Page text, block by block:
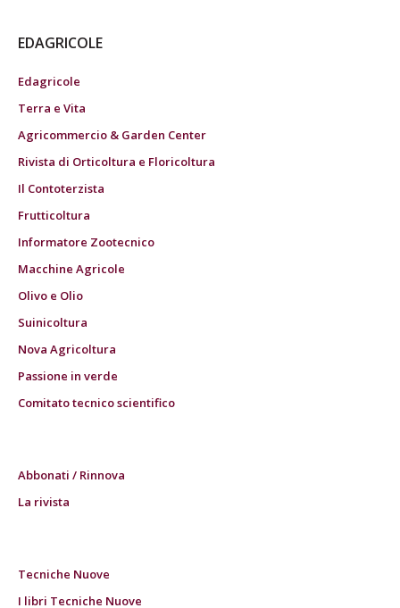
EDAGRICOLE
Edagricole
Terra e Vita
Agricommercio & Garden Center
Rivista di Orticoltura e Floricoltura
Il Contoterzista
Frutticoltura
Informatore Zootecnico
Macchine Agricole
Olivo e Olio
Suinicoltura
Nova Agricoltura
Passione in verde
Comitato tecnico scientifico
Abbonati / Rinnova
La rivista
Tecniche Nuove
I libri Tecniche Nuove